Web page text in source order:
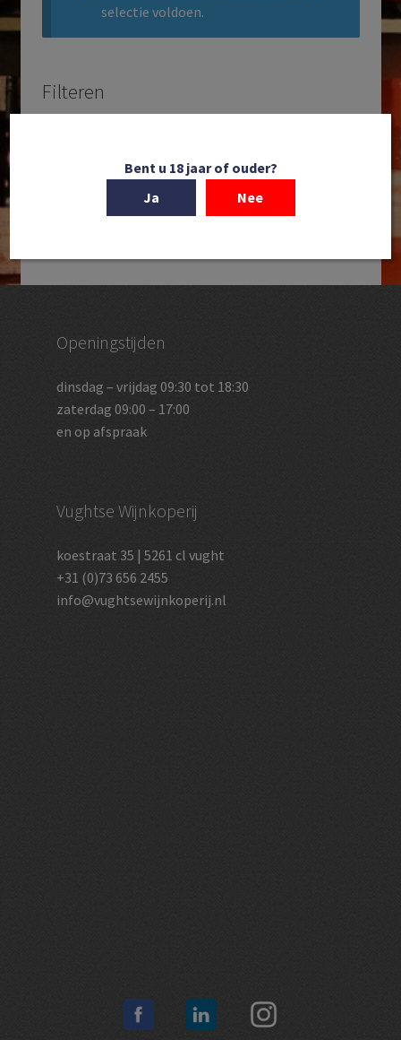
selectie voldoen.
Filteren
Openingstijden
dinsdag – vrijdag 09:30 tot 18:30
zaterdag 09:00 – 17:00
en op afspraak
Vughtse Wijnkoperij
koestraat 35 | 5261 cl vught
+31 (0)73 656 2455
info@vughtsewijnkoperij.nl
Bent u 18 jaar of ouder?
Ja
Nee